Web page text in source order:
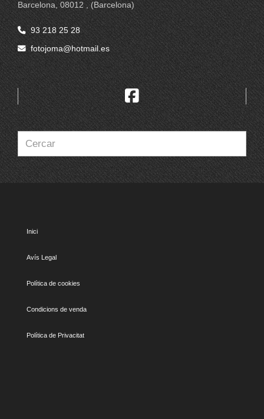
Barcelona,08012, (Barcelona)
93 218 25 28
fotojoma hotmail.es
Inici
Avís Legal
Política de cookies
Condicions de venda
Política de Privacitat